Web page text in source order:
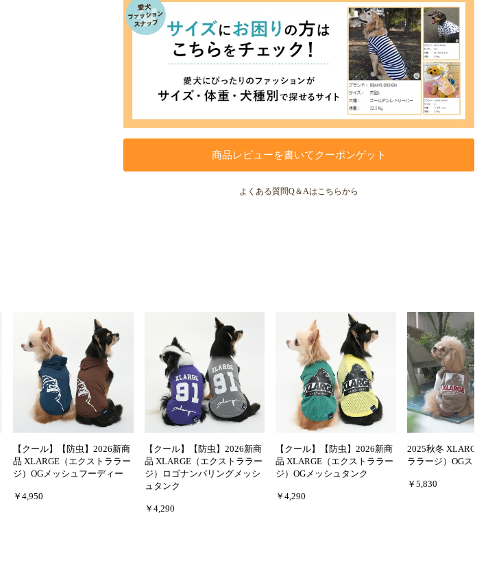
商品レビューを書いてクーポンゲット
よくある質問Q＆Aはこちらから
【クール】【防虫】2026新商
品 XLARGE（エクストララー
ジ）OGメッシュフーディー
￥4,950
【クール】【防虫】2026新商
品 XLARGE（エクストララー
ジ）ロゴナンバリングメッシ
ュタンク
￥4,290
【クール】【防虫】2026新商
品 XLARGE（エクストララー
ジ）OGメッシュタンク
￥4,290
2025秋冬 XLARGE
ララージ）OGスタ
￥5,830